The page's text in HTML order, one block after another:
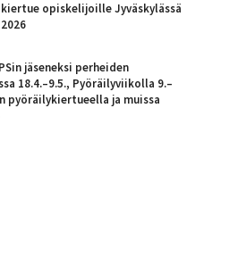
opiskelijoille Jyväskylässä
jäseneksi perheiden
18.4.–9.5., Pyöräilyviikolla 9.–
pyöräilykiertueella ja muissa